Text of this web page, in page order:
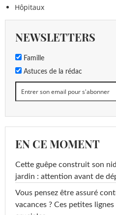
Hôpitaux
NEWSLETTERS
Famille
Astuces de la rédac
EN CE MOMENT
Cette guêpe construit son
jardin : attention avant de
Vous pensez être assuré
vacances ? Ces petites